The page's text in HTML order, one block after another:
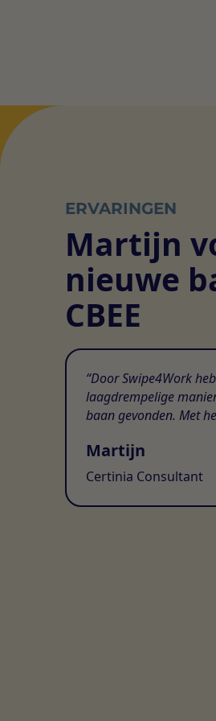
ERVARINGEN
Martijn
nieuwe
CBEE
Door Swipe4Work
laagdrempelige
baan gevonden. Met
Martijn
Certinia Consultant